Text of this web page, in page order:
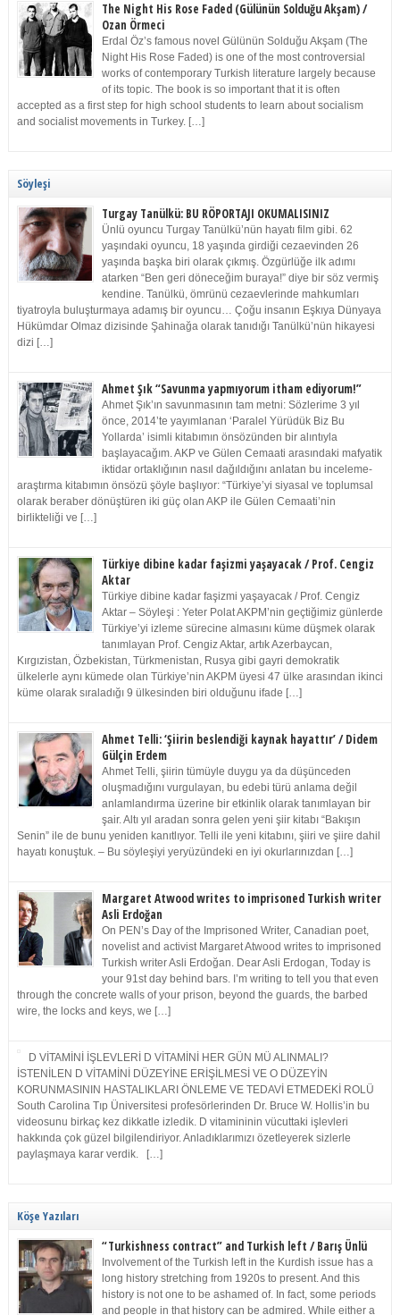
The Night His Rose Faded (Gülünün Solduğu Akşam) /
Ozan Örmeci
Erdal Öz’s famous novel Gülünün Solduğu Akşam (The
Night His Rose Faded) is one of the most controversial
works of contemporary Turkish literature largely because
of its topic. The book is so important that it is often
accepted as a first step for high school students to learn about socialism
and socialist movements in Turkey. […]
Söyleşi
Turgay Tanülkü: BU RÖPORTAJI OKUMALISINIZ
Ünlü oyuncu Turgay Tanülkü’nün hayatı film gibi. 62
yaşındaki oyuncu, 18 yaşında girdiği cezaevinden 26
yaşında başka biri olarak çıkmış. Özgürlüğe ilk adımı
atarken “Ben geri döneceğim buraya!” diye bir söz vermiş
kendine. Tanülkü, ömrünü cezaevlerinde mahkumları
tiyatroyla buluşturmaya adamış bir oyuncu… Çoğu insanın Eşkıya Dünyaya
Hükümdar Olmaz dizisinde Şahinağa olarak tanıdığı Tanülkü’nün hikayesi
dizi […]
Ahmet Şık “Savunma yapmıyorum itham ediyorum!”
Ahmet Şık’ın savunmasının tam metni: Sözlerime 3 yıl
önce, 2014’te yayımlanan ‘Paralel Yürüdük Biz Bu
Yollarda’ isimli kitabımın önsözünden bir alıntıyla
başlayacağım. AKP ve Gülen Cemaati arasındaki mafyatik
iktidar ortaklığının nasıl dağıldığını anlatan bu inceleme-
araştırma kitabımın önsözü şöyle başlıyor: “Türkiye’yi siyasal ve toplumsal
olarak beraber dönüştüren iki güç olan AKP ile Gülen Cemaati’nin
birlikteliği ve […]
Türkiye dibine kadar faşizmi yaşayacak / Prof. Cengiz
Aktar
Türkiye dibine kadar faşizmi yaşayacak / Prof. Cengiz
Aktar – Söyleşi : Yeter Polat AKPM’nin geçtiğimiz günlerde
Türkiye’yi izleme sürecine almasını küme düşmek olarak
tanımlayan Prof. Cengiz Aktar, artık Azerbaycan,
Kırgızistan, Özbekistan, Türkmenistan, Rusya gibi gayri demokratik
ülkelerle aynı kümede olan Türkiye’nin AKPM üyesi 47 ülke arasından ikinci
küme olarak sıraladığı 9 ülkesinden biri olduğunu ifade […]
Ahmet Telli: ‘Şiirin beslendiği kaynak hayattır’ / Didem
Gülçin Erdem
Ahmet Telli, şiirin tümüyle duygu ya da düşünceden
oluşmadığını vurgulayan, bu edebi türü anlama değil
anlamlandırma üzerine bir etkinlik olarak tanımlayan bir
şair. Altı yıl aradan sonra gelen yeni şiir kitabı “Bakışın
Senin” ile de bunu yeniden kanıtlıyor. Telli ile yeni kitabını, şiiri ve şiire dahil
hayatı konuştuk. – Bu söyleşiyi yeryüzündeki en iyi okurlarınızdan […]
Margaret Atwood writes to imprisoned Turkish writer
Asli Erdoğan
On PEN’s Day of the Imprisoned Writer, Canadian poet,
novelist and activist Margaret Atwood writes to imprisoned
Turkish writer Asli Erdoğan. Dear Asli Erdogan, Today is
your 91st day behind bars. I’m writing to tell you that even
through the concrete walls of your prison, beyond the guards, the barbed
wire, the locks and keys, we […]
D VİTAMİNİ İŞLEVLERİ D VİTAMİNİ HER GÜN MÜ ALINMALI?
İSTENİLEN D VİTAMİNİ DÜZEYİNE ERİŞİLMESİ VE O DÜZEYİN
KORUNMASININ HASTALIKLARI ÖNLEME VE TEDAVİ ETMEDEKİ ROLÜ
South Carolina Tıp Üniversitesi profesörlerinden Dr. Bruce W. Hollis’in bu
videosunu birkaç kez dikkatle izledik. D vitamininin vücuttaki işlevleri
hakkında çok güzel bilgilendiriyor. Anladıklarımızı özetleyerek sizlerle
paylaşmaya karar verdik. […]
Köşe Yazıları
“Turkishness contract” and Turkish left / Barış Ünlü
Involvement of the Turkish left in the Kurdish issue has a
long history stretching from 1920s to present. And this
history is not one to be ashamed of. In fact, some periods
and people in that history can be admired. While either a